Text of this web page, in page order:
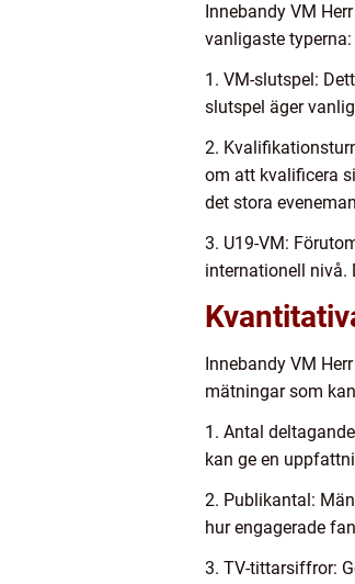
Innebandy VM
vanligaste typerna:
1. VM-slutspel:
slutspel äger
2.
om att kvalificera
det stora
3. U19-VM:
internationell nivå.
Innebandy VM
mätningar som
1. Antal
kan ge en
2. Publikantal:
hur engagerade
3. TV-tittarsiffror: